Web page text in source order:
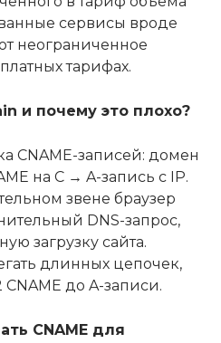
сервисы вроде
неограниченное
тарифах.
и почему это плохо?
CNAME-записей: домен
на C → A-запись с IP.
звене браузер
DNS-запрос,
загрузку сайта.
длинных цепочек,
до A-записи.
CNAME для